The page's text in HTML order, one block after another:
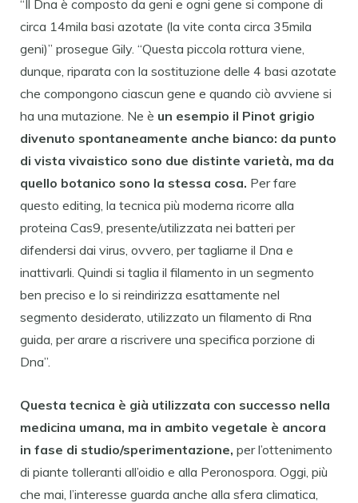
“Il Dna è composto da geni e ogni gene si compone di
circa 14mila basi azotate (la vite conta circa 35mila
geni)” prosegue Gily. “Questa piccola rottura viene,
dunque, riparata con la sostituzione delle 4 basi azotate
che compongono ciascun gene e quando ciò avviene si
ha una mutazione. Ne è un esempio il Pinot grigio
divenuto spontaneamente anche bianco: da punto
di vista vivaistico sono due distinte varietà, ma da
quello botanico sono la stessa cosa. Per fare
questo editing, la tecnica più moderna ricorre alla
proteina Cas9, presente/utilizzata nei batteri per
difendersi dai virus, ovvero, per tagliarne il Dna e
inattivarli. Quindi si taglia il filamento in un segmento
ben preciso e lo si reindirizza esattamente nel
segmento desiderato, utilizzato un filamento di Rna
guida, per arare a riscrivere una specifica porzione di
Dna”.
Questa tecnica è già utilizzata con successo nella
medicina umana, ma in ambito vegetale è ancora
in fase di studio/sperimentazione, per l’ottenimento
di piante tolleranti all’oidio e alla Peronospora. Oggi, più
che mai, l’interesse guarda anche alla sfera climatica,